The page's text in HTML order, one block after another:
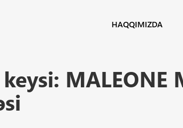
HAQQIMIZDA